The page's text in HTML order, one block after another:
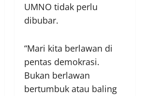
UMNO tidak perlu
dibubar.
“Mari kita berlawan di
pentas demokrasi.
Bukan berlawan
bertumbuk atau baling